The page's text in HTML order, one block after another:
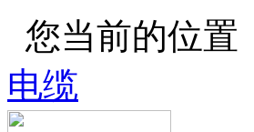
您当前的位置
电缆